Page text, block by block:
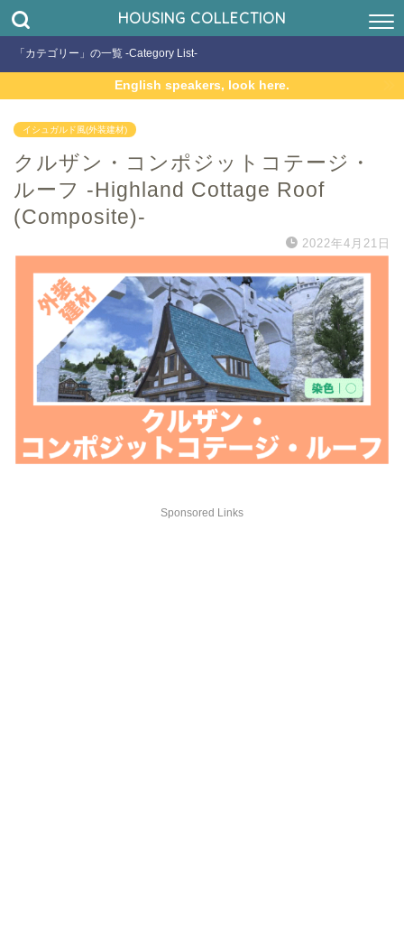
HOUSING COLLECTION
「カテゴリー」の一覧 -Category List-
English speakers, look here.
イシュガルド風(外装建材)
クルザン・コンポジットコテージ・
ルーフ -Highland Cottage Roof
(Composite)-
2022年4月21日
Sponsored Links